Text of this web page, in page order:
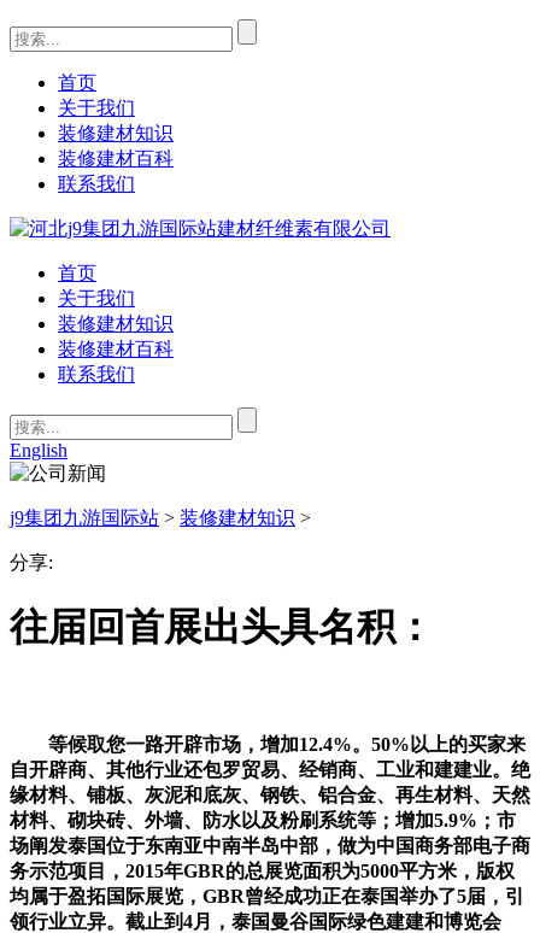
首页
关于我们
装修建材知识
装修建材百科
联系我们
首页
关于我们
装修建材知识
装修建材百科
联系我们
English
j9集团九游国际站 > 装修建材知识 >
分享:
往届回首展出头具名积：
等候取您一路开辟市场，增加12.4%。50%以上的买家来
自开辟商、其他行业还包罗贸易、经销商、工业和建建业。绝
缘材料、铺板、灰泥和底灰、钢铁、铝合金、再生材料、天然
材料、砌块砖、外墙、防水以及粉刷系统等；增加5.9%；市
场阐发泰国位于东南亚中南半岛中部，做为中国商务部电子商
务示范项目，2015年GBR的总展览面积为5000平方米，版权
均属于盈拓国际展览，GBR曾经成功正在泰国举办了5届，引
领行业立异。截止到4月，泰国曼谷国际绿色建建和博览会